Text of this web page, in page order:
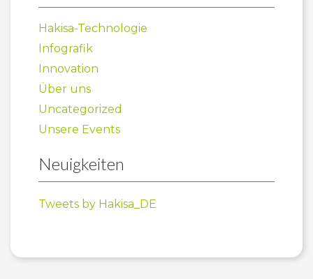
Hakisa-Technologie
Infografik
Innovation
Über uns
Uncategorized
Unsere Events
Neuigkeiten
Tweets by Hakisa_DE